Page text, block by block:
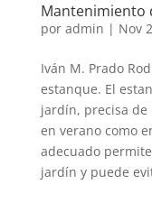
Mantenimiento
por admin | Nov
Iván M. Prado
estanque. El
jardín, precisa
en verano como
adecuado
jardín y puede